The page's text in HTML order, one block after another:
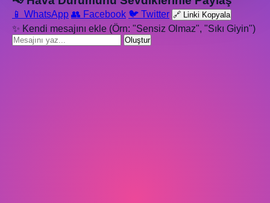
📱 WhatsApp 👥 Facebook 🐦 Twitter 🔗 Linki Kopyala
✨ Kendi mesajını ekle (Örn: "Sensiz Olmaz", "Sıkı Giyin")
Oluştur